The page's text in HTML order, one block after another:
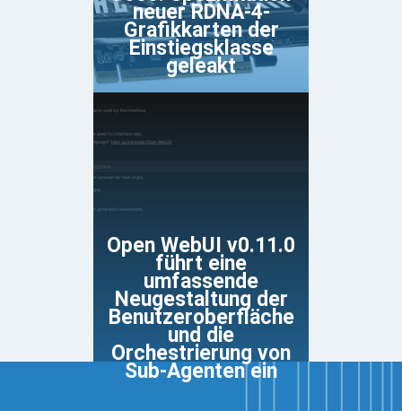
neuer RDNA-4-
Grafikkarten der
Einstiegsklasse
geleakt
Open WebUI v0.11.0
führt eine
umfassende
Neugestaltung der
Benutzeroberfläche
und die
Orchestrierung von
Sub-Agenten ein